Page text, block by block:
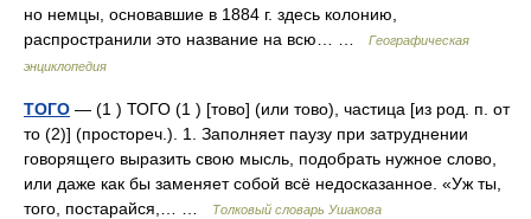
но немцы, основавшие в 1884 г. здесь колонию,
распространили это название на всю… …
Географическая
энциклопедия
ТОГО — (1 ) ТОГО (1 ) [тово] (или тово), частица [из род. п. от
то (2)] (простореч.). 1. Заполняет паузу при затруднении
говорящего выразить свою мысль, подобрать нужное слово,
или даже как бы заменяет собой всё недосказанное. «Уж ты,
того, постарайся,… …
Толковый словарь Ушакова